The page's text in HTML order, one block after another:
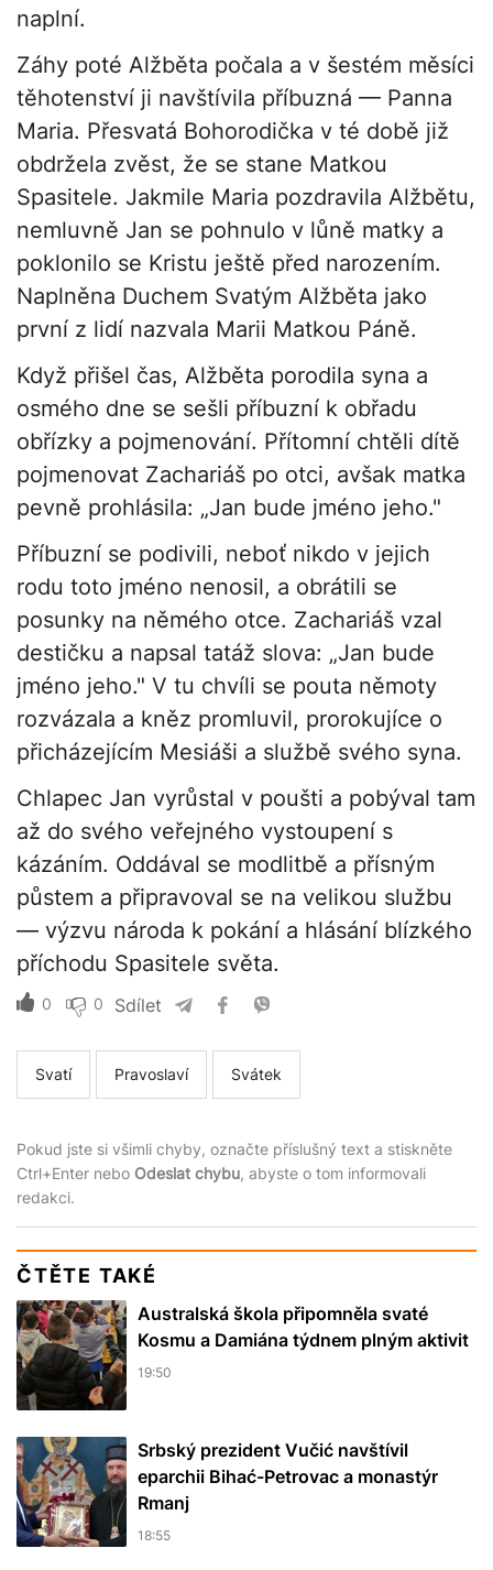
naplní.
Záhy poté Alžběta počala a v šestém měsíci
těhotenství ji navštívila příbuzná — Panna
Maria. Přesvatá Bohorodička v té době již
obdržela zvěst, že se stane Matkou
Spasitele. Jakmile Maria pozdravila Alžbětu,
nemluvně Jan se pohnulo v lůně matky a
poklonilo se Kristu ještě před narozením.
Naplněna Duchem Svatým Alžběta jako
první z lidí nazvala Marii Matkou Páně.
Když přišel čas, Alžběta porodila syna a
osmého dne se sešli příbuzní k obřadu
obřízky a pojmenování. Přítomní chtěli dítě
pojmenovat Zachariáš po otci, avšak matka
pevně prohlásila: „Jan bude jméno jeho."
Příbuzní se podivili, neboť nikdo v jejich
rodu toto jméno nenosil, a obrátili se
posunky na němého otce. Zachariáš vzal
destičku a napsal tatáž slova: „Jan bude
jméno jeho." V tu chvíli se pouta němoty
rozvázala a kněz promluvil, prorokujíce o
přicházejícím Mesiáši a službě svého syna.
Chlapec Jan vyrůstal v poušti a pobýval tam
až do svého veřejného vystoupení s
kázáním. Oddával se modlitbě a přísným
půstem a připravoval se na velikou službu
— výzvu národa k pokání a hlásání blízkého
příchodu Spasitele světa.
0 0 Sdílet
Svatí Pravoslaví Svátek
Pokud jste si všimli chyby, označte příslušný text a stiskněte
Ctrl+Enter nebo Odeslat chybu, abyste o tom informovali
redakci.
ČTĚTE TAKÉ
Australská škola připomněla svaté
Kosmu a Damiána týdnem plným aktivit
19:50
Srbský prezident Vučić navštívil
eparchii Bihać-Petrovac a monastýr
Rmanj
18:55